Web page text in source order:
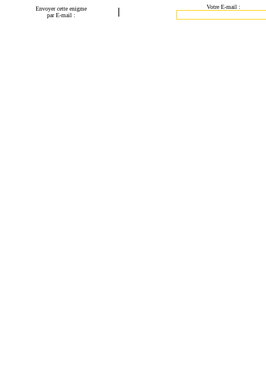
Envoyer cette enigme
par E-mail :
Votre E-mail :